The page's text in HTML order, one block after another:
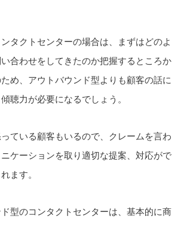
タクトセンターの場合は、まずはどのよ
合わせをしてきたのか把握するところか
め、アウトバウンド型よりも顧客の話に
聴力が必要になるでしょう。
ている顧客もいるので、クレームを言わ
ケーションを取り適切な提案、対応がで
ます。
型のコンタクトセンターは、基本的に商